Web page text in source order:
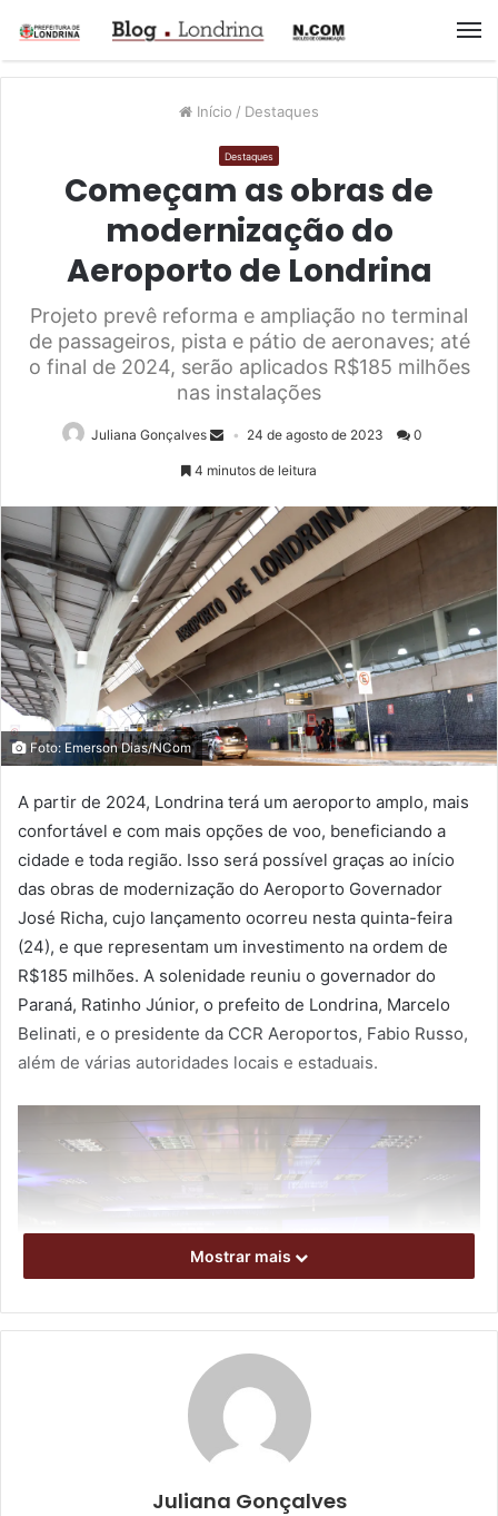
Início / Destaques
Destaques
Começam as obras de
modernização do
Aeroporto de Londrina
Projeto prevê reforma e ampliação no terminal
de passageiros, pista e pátio de aeronaves; até
o final de 2024, serão aplicados R$185 milhões
nas instalações
Juliana Gonçalves 24 de agosto de 2023 0
4 minutos de leitura
Foto: Emerson Dias/NCom
A partir de 2024, Londrina terá um aeroporto amplo, mais
confortável e com mais opções de voo, beneficiando a
cidade e toda região. Isso será possível graças ao início
das obras de modernização do Aeroporto Governador
José Richa, cujo lançamento ocorreu nesta quinta-feira
(24), e que representam um investimento na ordem de
R$185 milhões. A solenidade reuniu o governador do
Paraná, Ratinho Júnior, o prefeito de Londrina, Marcelo
Belinati, e o presidente da CCR Aeroportos, Fabio Russo,
além de várias autoridades locais e estaduais.
Foto: Emerson Dias/NCom
O projeto de modernização do aeroporto contempla a
Mostrar mais
Juliana Gonçalves